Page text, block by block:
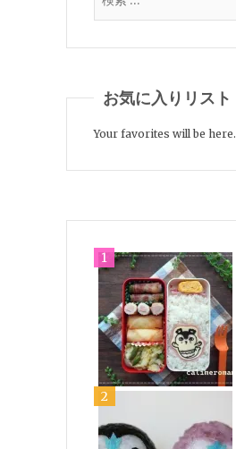
お気に入りリスト
Your favorites will be here.